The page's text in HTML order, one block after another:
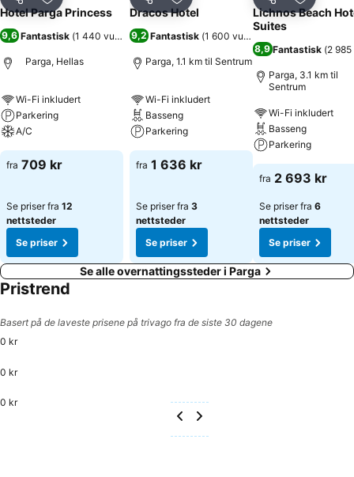
Del Legg til i favoritter
Hotel Parga Princess
9,6 Fantastisk (1 440 vurderinger)
Parga, Hellas
Wi-Fi inkludert
Parkering
A/C
fra 709 kr
Se priser fra 12
nettsteder
Se priser
Del Legg til i favoritter
Dracos Hotel
9,2 Fantastisk (1 600 vurderinger
Parga, 1.1 km til Sentrum
Wi-Fi inkludert
Basseng
Parkering
fra 1 636 kr
Se priser fra 3
nettsteder
Se priser
Del Legg til
Lichnos Beach
Suites
8,9Fantastisk (2 985
Parga, 3.1 km til
Sentrum
Wi-Fi inkludert
Basseng
Parkering
fra 2 693 kr
Se priser fra 6
nettsteder
Se priser
Se alle overnattingssteder i Parga
Pristrend
Basert på de laveste prisene på trivago fra de siste 30 dagene
0 kr
0 kr
0 kr